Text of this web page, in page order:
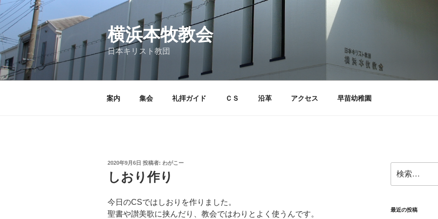
コ
ン
テ
ン
ツ
へ
ス
横浜本牧教会
日本キリスト教団
案内 集会 礼拝ガイド ＣＳ 沿革 アクセス 早苗幼稚園
投
日:
2020年9月6日 投稿者: わがこー
しおり作り
今日のCSではしおりを作りました。
聖書や讃美歌に挟んだり、教会ではわりとよく使うんです。
索:
最近の投稿